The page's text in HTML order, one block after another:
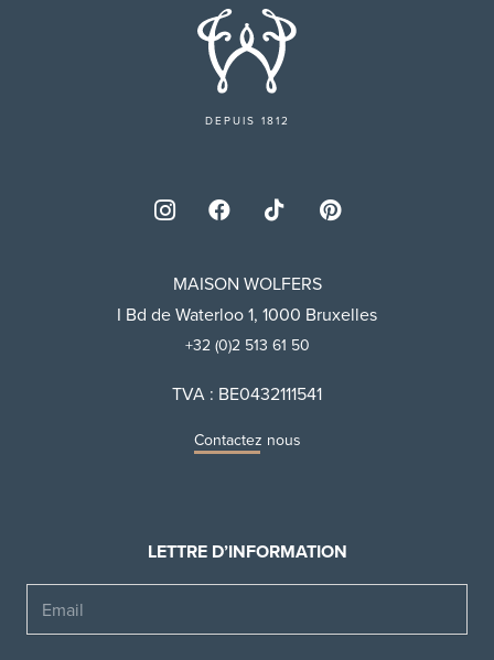
DEPUIS 1812
MAISON WOLFERS
I Bd de Waterloo 1, 1000 Bruxelles
+32 (0)2 513 61 50
TVA : BE0432111541
Contactez nous
LETTRE D’INFORMATION